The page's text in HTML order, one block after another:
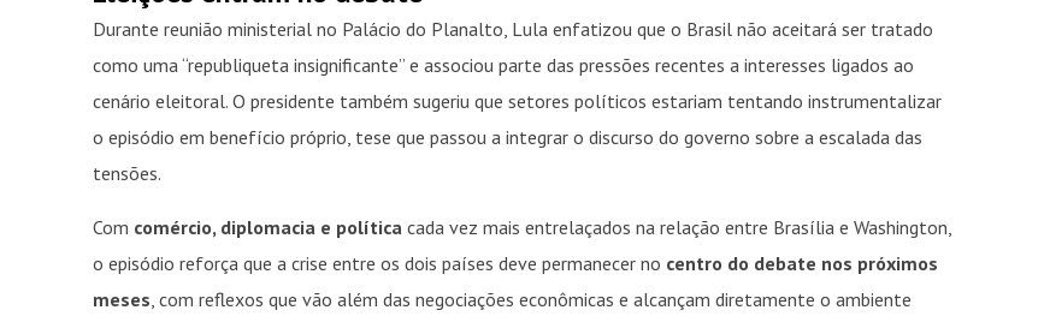
Durante reunião ministerial no Palácio do Planalto, Lula enfatizou que o Brasil não aceitará ser tratado
como uma “republiqueta insignificante” e associou parte das pressões recentes a interesses ligados ao
cenário eleitoral. O presidente também sugeriu que setores políticos estariam tentando instrumentalizar
o episódio em benefício próprio, tese que passou a integrar o discurso do governo sobre a escalada das
tensões.
Com comércio, diplomacia e política cada vez mais entrelaçados na relação entre Brasília e Washington,
o episódio reforça que a crise entre os dois países deve permanecer no centro do debate nos próximos
meses, com reflexos que vão além das negociações econômicas e alcançam diretamente o ambiente
INSIDER • DIGITAL